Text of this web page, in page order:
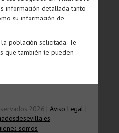
información detallada tanto
su información de
población solicitada. Te
que también te pueden
2026 | Aviso Legal |
somos